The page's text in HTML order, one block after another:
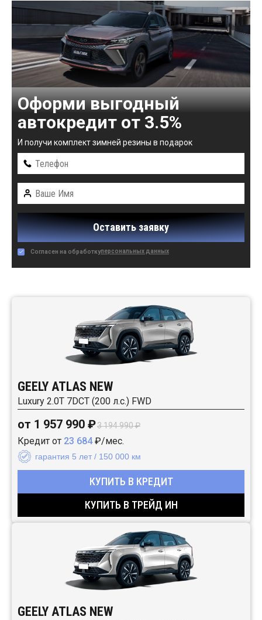
Оформи выгодный
автокредит от 3.5%
И получи комплект зимней резины в подарок
Оставить заявку
Согласен на обработкуперсональных данных
GEELY ATLAS NEW
Luxury 2.0T 7DCT (200 л.с.) FWD
от 1 957 990 ₽3 194 990 ₽
Кредит от 23 684₽/мес.
гарантия 5 лет / 150 000 км
КУПИТЬ В КРЕДИТ
КУПИТЬ В ТРЕЙД ИН
GEELY ATLAS NEW